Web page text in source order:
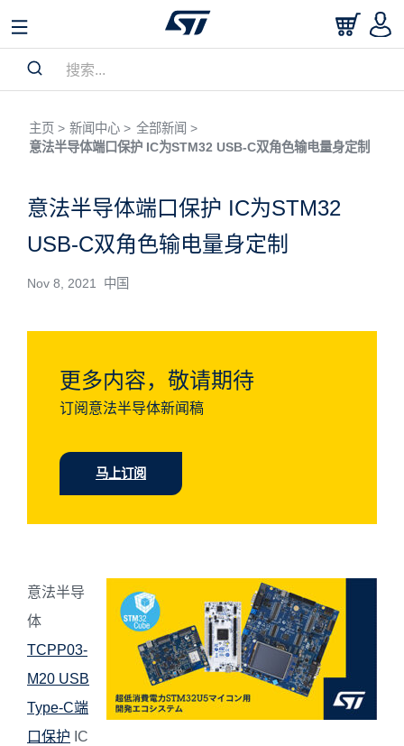
主页 > 新闻中心 > 全部新闻 >
意法半导体端口保护 IC为STM32 USB-C双角色输电量身定制
意法半导体端口保护 IC为STM32
USB-C双角色输电量身定制
Nov 8, 2021 中国
更多内容，敬请期待
订阅意法半导体新闻稿
马上订阅
意法半导
体
TCPP03-
M20 USB
Type-C端
口保护 IC